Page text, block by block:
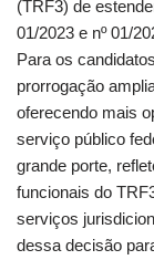
(TRF3) de
01/2023 e nº 01/
Para os
prorrogação
oferecendo mais
serviço público
grande porte,
funcionais do
serviços
dessa decisão